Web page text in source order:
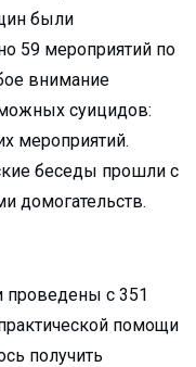
были
59 мероприятий по
внимание
суицидов:
мероприятий.
беседы прошли с
домогательств.
проведены с 351
помощи
получить